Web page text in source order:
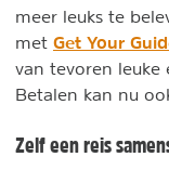
meer leuks te
met Get Your
van tevoren leuke
Betalen kan nu
Zelf een reis